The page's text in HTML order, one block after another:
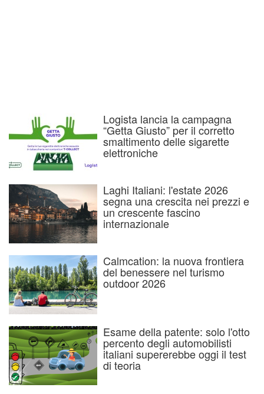
Logista lancia la campagna
“Getta Giusto” per il corretto
smaltimento delle sigarette
elettroniche
Laghi Italiani: l'estate 2026
segna una crescita nei prezzi e
un crescente fascino
internazionale
Calmcation: la nuova frontiera
del benessere nel turismo
outdoor 2026
Esame della patente: solo l'otto
percento degli automobilisti
italiani supererebbe oggi il test
di teoria